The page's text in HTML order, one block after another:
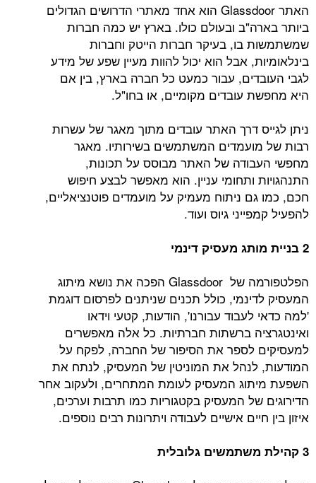
האתר Glassdoor הוא אחד מאתרי הדרושים הגדולים
ביותר בארה"ב ובעולם כולו. בארץ יש כמה חברות
שמשתמשות בו, בעיקר חברות הייטק וחברות
בינלאומיות, אבל הוא יכול להוות מעיין שפע של מידע
לגבי העובדים, עבור כמעט כל חברה בארץ, בין אם
היא מחפשת עובדים מקומיים, או בחו"ל.
ניתן לגייס דרך האתר עובדים מתוך מאגר של עשרות
רבות של מועמדים המשתמשים בשירותיו. מאגר
מחפשי העבודה של האתר מבוסס על תכונות,
התנהגויות ותחומי עניין. הוא מאפשר לבצע חיפוש
חכם, כמו גם ניתוח מעמיק על מועמדים פוטנציאליים,
להפעיל קמפייני גיוס ועוד.
2 בניית מותג מעסיק דינמי
הפלטפורמה של Glassdoor הפכה את נושא מיתוג
המעסיק לדינמי, כולל תכנים שניתנים לפרסום דוגמת
'למה כדאי לעבוד עבורנו', הודעות, קטעי וידאו
ואינטגרציה ברשתות חברתיות. כל אלה מאפשרים
למעסיקים לספר את הסיפור של החברה, לפקח על
המודעות, לנהל את המוניטין של המעסיק, לנתח את
השפעת מיתוג המעסיק לעומת המתחרים, ולעקוב אחר
הדירוגים של המעסיק בקטגוריות כמו תרבות וערכים,
איזון בין חיים אישיים לעבודה ויתרונות רבים נוספים.
3 קהילת משתמשים גלובלית